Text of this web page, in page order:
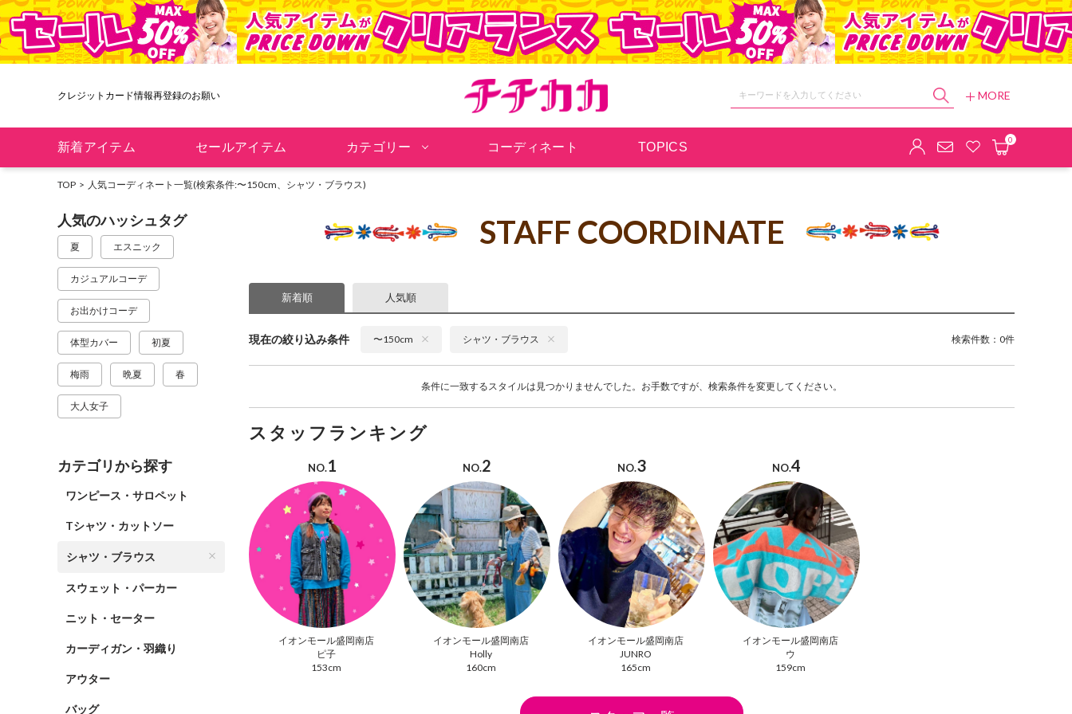
クレジットカード情報再登録のお願い
MORE
新着アイテム セールアイテム カテゴリー コーディネート TOPICS
0
TOP 人気コーディネート一覧(検索条件:〜150cm、シャツ・ブラウス)
人気のハッシュタグ
夏 エスニック
カジュアルコーデ
お出かけコーデ
体型カバー 初夏
梅雨 晩夏 春
大人女子
カテゴリから探す
ワンピース・サロペット
Tシャツ・カットソー
シャツ・ブラウス
スウェット・パーカー
ニット・セーター
カーディガン・羽織り
アウター
バッグ
STAFF COORDINATE
新着順 人気順
現在の絞り込み条件 〜150cm シャツ・ブラウス 検索件数：0件
条件に一致するスタイルは見つかりませんでした。お手数ですが、検索条件を変更してください。
スタッフランキング
NO.1
イオンモール盛岡南店
ピ子
153cm
NO.2
イオンモール盛岡南店
Holly
160cm
NO.3
イオンモール盛岡南店
JUNRO
165cm
NO.4
イオンモール盛岡南店
ウ
159cm